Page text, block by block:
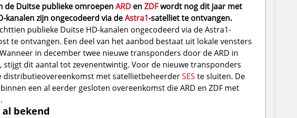
de Duitse publieke omroepenARDenZDFwordt nog dit jaar met
kanalen zijn ongecodeerd via deAstra1-satelliet te ontvangen.
publieke Duitse HD-kanalen ongecodeerd via de Astra1-
te ontvangen. Een deel van het aanbod bestaat uit lokale vensters
in december twee nieuwe transponders door de ARD in
stijgt dit aantal tot zevenentwintig. Voor de nieuwe transponders
distributieovereenkomst met satellietbeheerderSES te sluiten. De
een al eerder gesloten overeenkomst die ARD en ZDF met
bekend